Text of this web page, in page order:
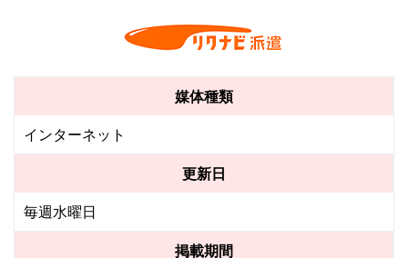
媒体種類
インターネット
更新日
毎週水曜日
掲載期間